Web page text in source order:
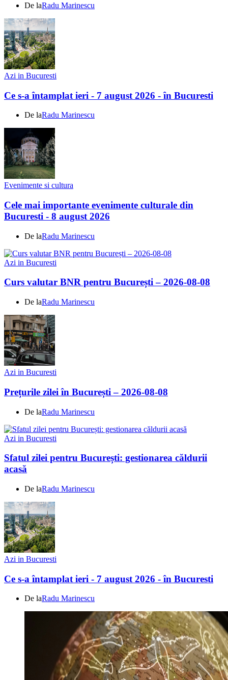
De laRadu Marinescu
Azi in Bucuresti
Ce s-a întamplat ieri - 7 august 2026 - în Bucuresti
De laRadu Marinescu
Evenimente si cultura
Cele mai importante evenimente culturale din
Bucuresti - 8 august 2026
De laRadu Marinescu
Azi in Bucuresti
Curs valutar BNR pentru București – 2026-08-08
De laRadu Marinescu
Azi in Bucuresti
Prețurile zilei în București – 2026-08-08
De laRadu Marinescu
Azi in Bucuresti
Sfatul zilei pentru București: gestionarea căldurii
acasă
De laRadu Marinescu
Azi in Bucuresti
Ce s-a întamplat ieri - 7 august 2026 - în Bucuresti
De laRadu Marinescu